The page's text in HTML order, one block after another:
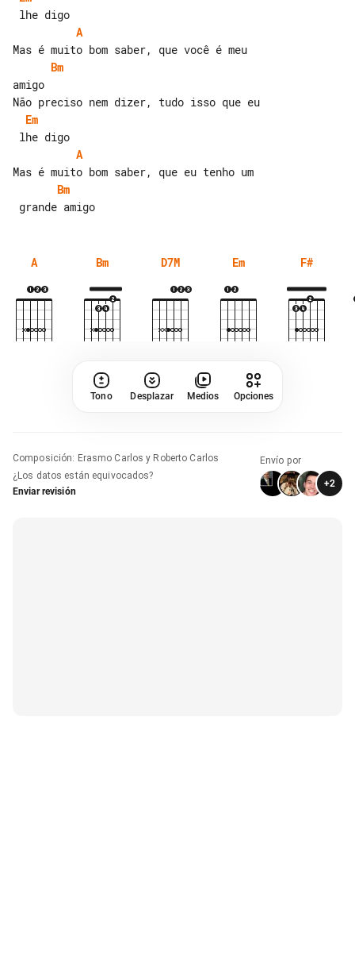
A
Bm
amigo
Em
A
Bm
A Bm D7M Em F#
Tono Desplazar Medios Opciones
Composición: Erasmo Carlos y Roberto Carlos
¿Los datos están equivocados?
Enviar revisión
Envío por
+2